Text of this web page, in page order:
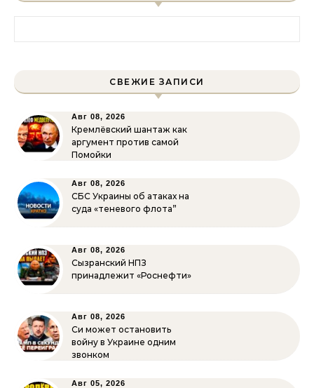
СВЕЖИЕ ЗАПИСИ
Авг 08, 2026
Кремлёвский шантаж как
аргумент против самой
Помойки
Авг 08, 2026
СБС Украины об атаках на
суда «теневого флота”
Авг 08, 2026
Сызранский НПЗ
принадлежит «Роснефти»
Авг 08, 2026
Си может остановить
войну в Украине одним
звонком
Авг 05, 2026